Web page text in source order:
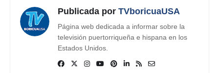
Publicada por TVboricuaUSA
Página web dedicada a informar sobre la
televisión puertorriqueña e hispana en los
Estados Unidos.